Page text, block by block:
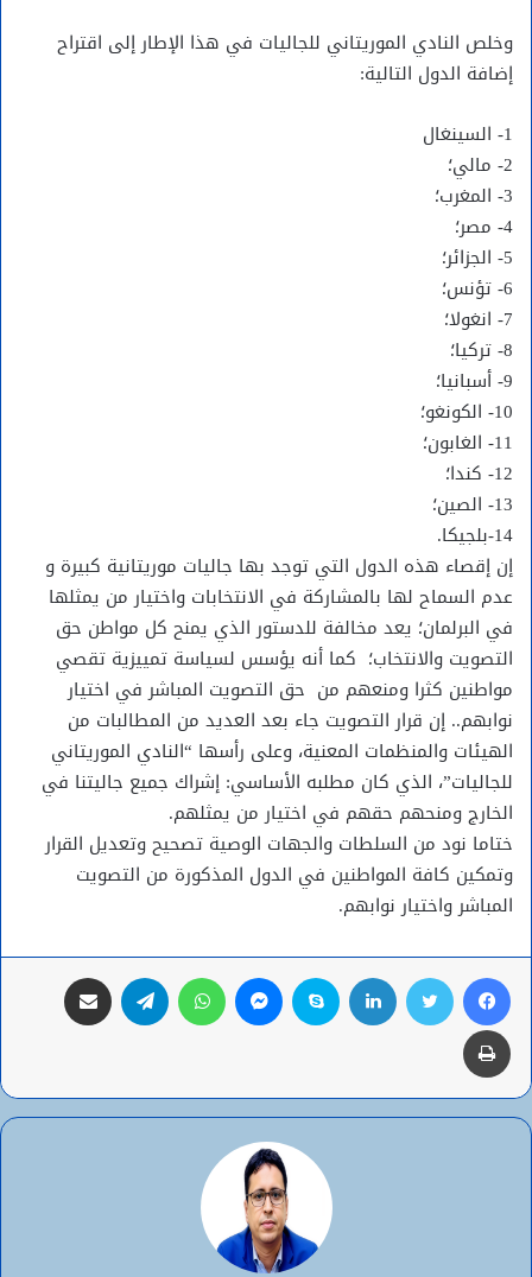
وخلص النادي الموريتاني للجاليات في هذا الإطار إلى اقتراح
إضافة الدول التالية:
1- السينغال
2- مالي؛
3- المغرب؛
4- مصر؛
5- الجزائر؛
6- تؤنس؛
7- انغولا؛
8- تركيا؛
9- أسبانيا؛
10- الكونغو؛
11- الغابون؛
12- كندا؛
13- الصين؛
14-بلجيكا.
إن إقصاء هذه الدول التي توجد بها جاليات موريتانية كبيرة و
عدم السماح لها بالمشاركة في الانتخابات واختيار من يمثلها
في البرلمان؛ يعد مخالفة للدستور الذي يمنح كل مواطن حق
التصويت والانتخاب؛ كما أنه يؤسس لسياسة تمييزية تقصي
مواطنين كثرا ومنعهم من حق التصويت المباشر في اختيار
نوابهم.. إن قرار التصويت جاء بعد العديد من المطالبات من
الهيئات والمنظمات المعنية، وعلى رأسها “النادي الموريتاني
للجاليات”، الذي كان مطلبه الأساسي: إشراك جميع جاليتنا في
الخارج ومنحهم حقهم في اختيار من يمثلهم.
ختاما نود من السلطات والجهات الوصية تصحيح وتعديل القرار
وتمكين كافة المواطنين في الدول المذكورة من التصويت
المباشر واختيار نوابهم.
فيسبوك تويتر لينكدإن سكايب ماسنجر واتساب تيلقرام
طباعة